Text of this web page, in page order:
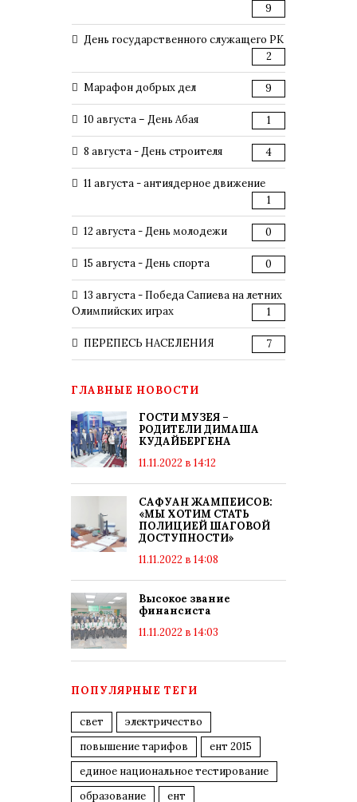
9
День государственного служащего РК
2
Марафон добрых дел 9
10 августа – День Абая 1
8 августа - День строителя 4
11 августа - антиядерное движение
1
12 августа - День молодежи 0
15 августа - День спорта 0
13 августа - Победа Сапиева на летних
Олимпийских играх
1
ПЕРЕПЕСЬ НАСЕЛЕНИЯ 7
ГЛАВНЫЕ НОВОСТИ
ГОСТИ МУЗЕЯ –
РОДИТЕЛИ ДИМАША
КУДАЙБЕРГЕНА
11.11.2022 в 14:12
САФУАН ЖАМПЕИСОВ:
«МЫ ХОТИМ СТАТЬ
ПОЛИЦИЕЙ ШАГОВОЙ
ДОСТУПНОСТИ»
11.11.2022 в 14:08
Высокое звание
финансиста
11.11.2022 в 14:03
ПОПУЛЯРНЫЕ ТЕГИ
свет
электричество
повышение тарифов
ент 2015
единое национальное тестирование
образование
ент